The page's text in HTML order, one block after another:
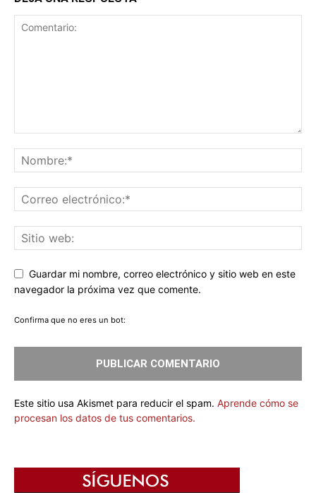
Guardar mi nombre, correo electrónico y sitio web en este
navegador la próxima vez que comente.
Confirma que no eres un bot:
Este sitio usa Akismet para reducir el spam. Aprende cómo se
procesan los datos de tus comentarios.